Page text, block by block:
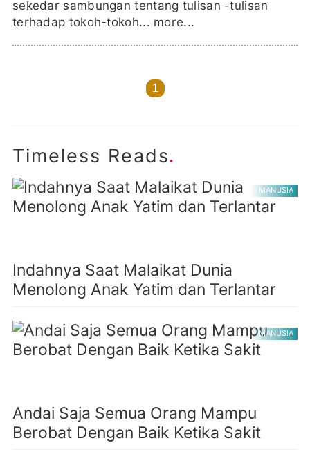
sekedar sambungan tentang tulisan -tulisan
terhadap tokoh-tokoh... more...
1
Timeless Reads.
MANUSIA
Indahnya Saat Malaikat Dunia
Menolong Anak Yatim dan Terlantar
MANUSIA
Andai Saja Semua Orang Mampu
Berobat Dengan Baik Ketika Sakit